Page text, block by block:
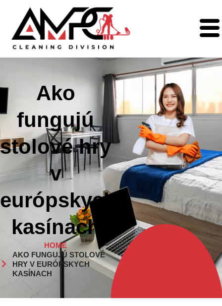
Ako
fungujú
stolové hry
v
európskych
kasínach
HOME
AKO FUNGUJÚ STOLOVÉ
HRY V EURÓPSKYCH
KASÍNACH